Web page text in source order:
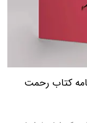
کتاب رحمت